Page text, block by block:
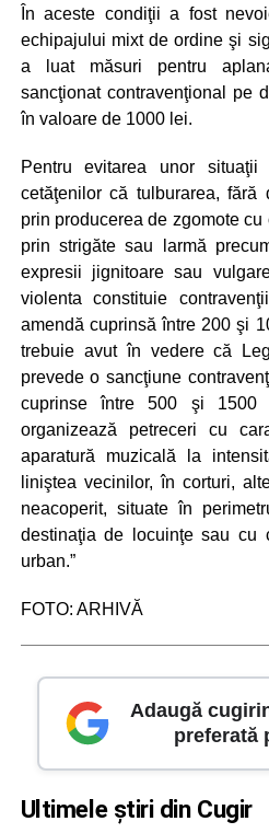
În aceste condiţii a fost
echipajului mixt de ordine şi
a luat măsuri pentru
sancţionat contravenţional pe
în valoare de 1000 lei.
Pentru evitarea unor
cetăţenilor că tulburarea,
prin producerea de zgomote
prin strigăte sau larmă
expresii jignitoare sau
violenta constituie
amendă cuprinsă între 200 şi
trebuie avut în vedere că
prevede o sancţiune
cuprinse între 500 şi
organizează petreceri cu
aparatură muzicală la
liniştea vecinilor, în corturi,
neacoperit, situate în
destinaţia de locuinţe sau cu
urban.”
FOTO: ARHIVĂ
Adaugă
preferată
Ultimele știri din Cugir